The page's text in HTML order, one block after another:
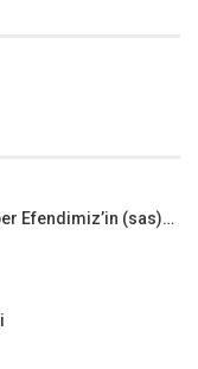
Efendimiz’in (sas)…